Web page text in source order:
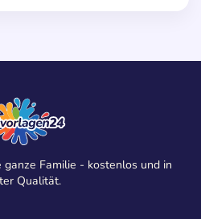
Familie - kostenlos und in
Qualität.